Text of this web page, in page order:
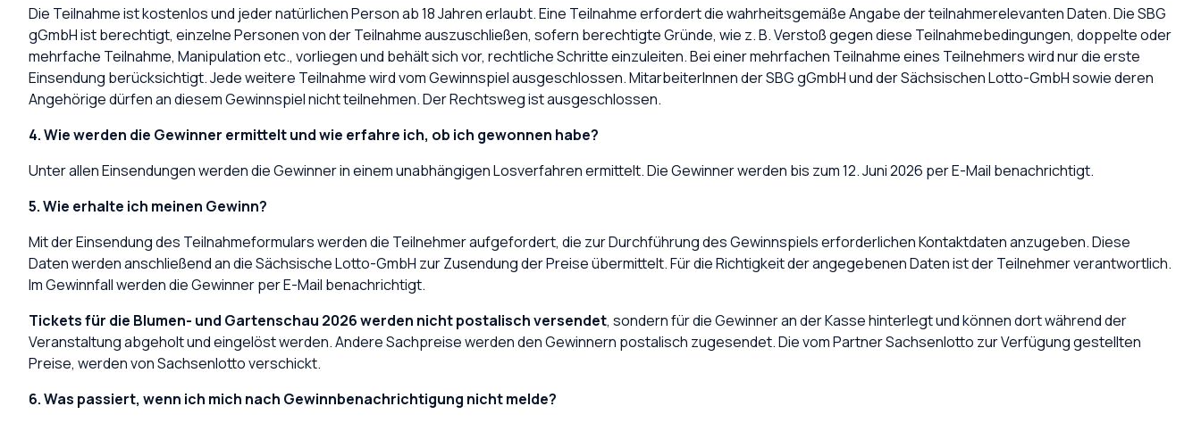
Die Teilnahme ist kostenlos und jeder natürlichen Person ab 18 Jahren erlaubt. Eine Teilnahme erfordert die wahrheitsgemäße Angabe der teilnahmerelevanten Daten. Die SBG
gGmbH ist berechtigt, einzelne Personen von der Teilnahme auszuschließen, sofern berechtigte Gründe, wie z. B. Verstoß gegen diese Teilnahmebedingungen, doppelte oder
mehrfache Teilnahme, Manipulation etc., vorliegen und behält sich vor, rechtliche Schritte einzuleiten. Bei einer mehrfachen Teilnahme eines Teilnehmers wird nur die erste
Einsendung berücksichtigt. Jede weitere Teilnahme wird vom Gewinnspiel ausgeschlossen. MitarbeiterInnen der SBG gGmbH und der Sächsischen Lotto-GmbH sowie deren
Angehörige dürfen an diesem Gewinnspiel nicht teilnehmen. Der Rechtsweg ist ausgeschlossen.
4. Wie werden die Gewinner ermittelt und wie erfahre ich, ob ich gewonnen habe?
Unter allen Einsendungen werden die Gewinner in einem unabhängigen Losverfahren ermittelt. Die Gewinner werden bis zum 12. Juni 2026 per E-Mail benachrichtigt.
5. Wie erhalte ich meinen Gewinn?
Mit der Einsendung des Teilnahmeformulars werden die Teilnehmer aufgefordert, die zur Durchführung des Gewinnspiels erforderlichen Kontaktdaten anzugeben. Diese
Daten werden anschließend an die Sächsische Lotto-GmbH zur Zusendung der Preise übermittelt. Für die Richtigkeit der angegebenen Daten ist der Teilnehmer verantwortlich.
Im Gewinnfall werden die Gewinner per E-Mail benachrichtigt.
Tickets für die Blumen- und Gartenschau 2026 werden nicht postalisch versendet, sondern für die Gewinner an der Kasse hinterlegt und können dort während der
Veranstaltung abgeholt und eingelöst werden. Andere Sachpreise werden den Gewinnern postalisch zugesendet. Die vom Partner Sachsenlotto zur Verfügung gestellten
Preise, werden von Sachsenlotto verschickt.
6. Was passiert, wenn ich mich nach Gewinnbenachrichtigung nicht melde?